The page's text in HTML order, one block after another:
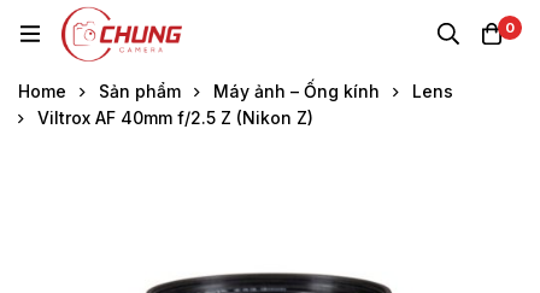
0
Home Sản phẩm Máy ảnh – Ống kính
Lens
Viltrox AF 40mm f/2.5 Z (Nikon Z)